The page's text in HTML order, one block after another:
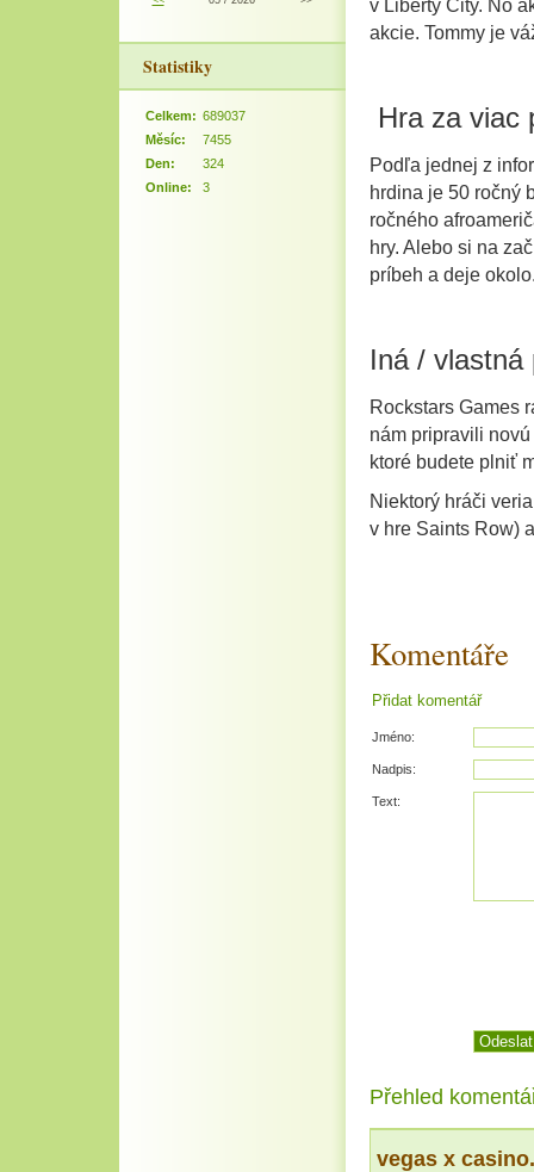
Statistiky
Online: 3
Celkem: 689037
Měsíc:
7455
Den:
324
v Liberty City. No
akcie. Tommy je
Hra za viac
Podľa jednej z
hrdina je 50 ročný
ročného
hry. Alebo si na
príbeh a deje
Iná / vlastná
Rockstars Games
nám pripravili
ktoré budete plniť
Niektorý hráči
v hre Saints Row)
Komentáře
Přidat komentář
Jméno:
Nadpis:
Text:
Přehled
vegas x